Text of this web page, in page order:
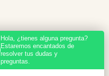
Hola, ¿tienes alguna pregunta?
Estaremos encantados de
resolver tus dudas y
preguntas.